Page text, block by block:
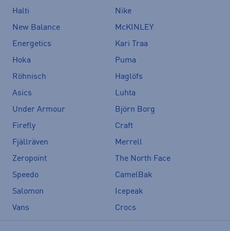
Halti
Nike
New Balance
McKINLEY
Energetics
Kari Traa
Hoka
Puma
Röhnisch
Haglöfs
Asics
Luhta
Under Armour
Björn Borg
Firefly
Craft
Fjällräven
Merrell
Zeropoint
The North Face
Speedo
CamelBak
Salomon
Icepeak
Vans
Crocs